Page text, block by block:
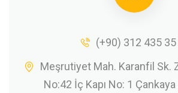
(+90) 312 435
Meşrutiyet Mah. Karanfil Sk.
No:42 İç Kapı No: 1